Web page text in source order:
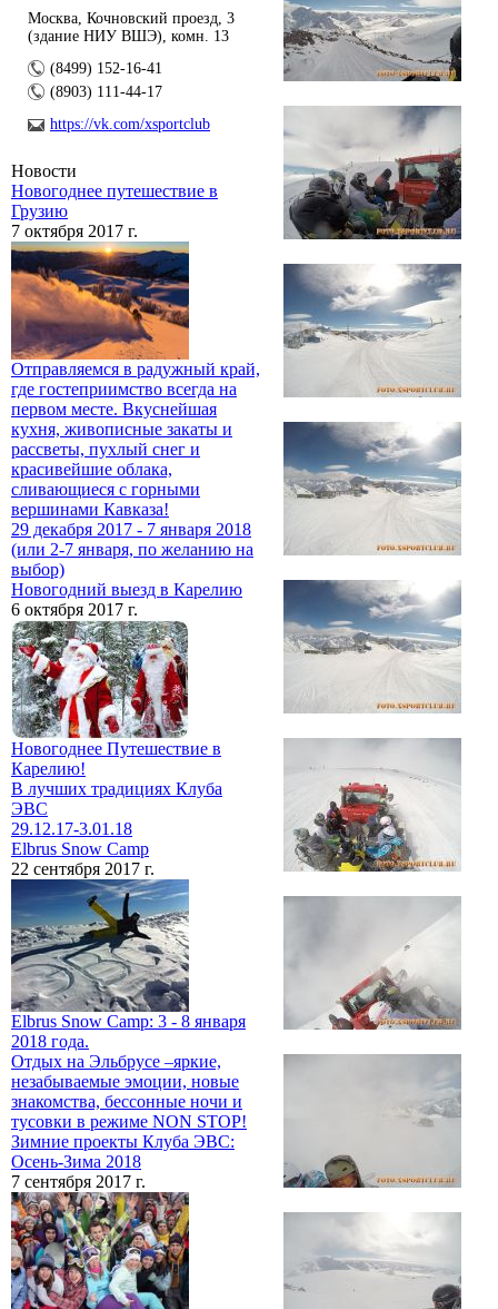
Москва, Кочновский проезд, 3
(здание НИУ ВШЭ), комн. 13
(8499) 152-16-41
(8903) 111-44-17
https://vk.com/xsportclub
Новости
Новогоднее путешествие в
Грузию
7 октября 2017 г.
Отправляемся в радужный край,
где гостеприимство всегда на
первом месте. Вкуснейшая
кухня, живописные закаты и
рассветы, пухлый снег и
красивейшие облака,
сливающиеся с горными
вершинами Кавказа!
29 декабря 2017 - 7 января 2018
(или 2-7 января, по желанию на
выбор)
Новогодний выезд в Карелию
6 октября 2017 г.
Новогоднее Путешествие в
Карелию!
В лучших традициях Клуба
ЭВС
29.12.17-3.01.18
Elbrus Snow Camp
22 сентября 2017 г.
Elbrus Snow Camp: 3 - 8 января
2018 года.
Отдых на Эльбрусе –яркие,
незабываемые эмоции, новые
знакомства, бессонные ночи и
тусовки в режиме NON STOP!
Зимние проекты Клуба ЭВС:
Осень-Зима 2018
7 сентября 2017 г.